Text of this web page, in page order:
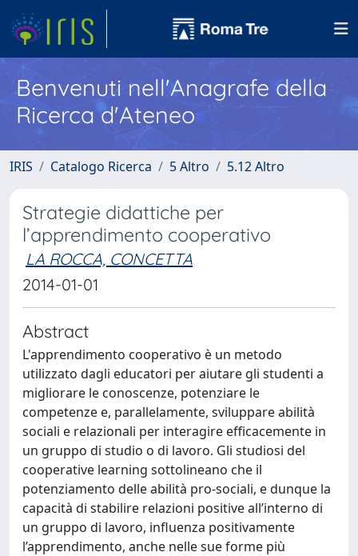
Benvenuti nell'Anagrafe della
Ricerca d'Ateneo
IRIS Catalogo Ricerca 5 Altro 5.12 Altro
Strategie didattiche per
l’apprendimento cooperativo
LA ROCCA, CONCETTA
2014-01-01
Abstract
L'apprendimento cooperativo è un metodo
utilizzato dagli educatori per aiutare gli studenti a
migliorare le conoscenze, potenziare le
competenze e, parallelamente, sviluppare abilità
sociali e relazionali per interagire efficacemente in
un gruppo di studio o di lavoro. Gli studiosi del
cooperative learning sottolineano che il
potenziamento delle abilità pro-sociali, e dunque la
capacità di stabilire relazioni positive all’interno di
un gruppo di lavoro, influenza positivamente
l’apprendimento, anche nelle sue forme più